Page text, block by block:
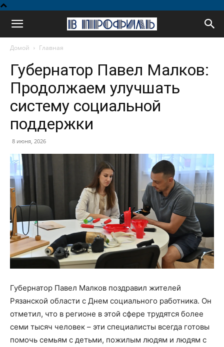
Домой Главная
Губернатор Павел Малков:
Продолжаем улучшать
систему социальной
поддержки
8 июня, 2026
Губернатор Павел Малков поздравил жителей
Рязанской области с Днем социального работника. Он
отметил, что в регионе в этой сфере трудятся более
семи тысяч человек – эти специалисты всегда готовы
помочь семьям с детьми, пожилым людям и людям с